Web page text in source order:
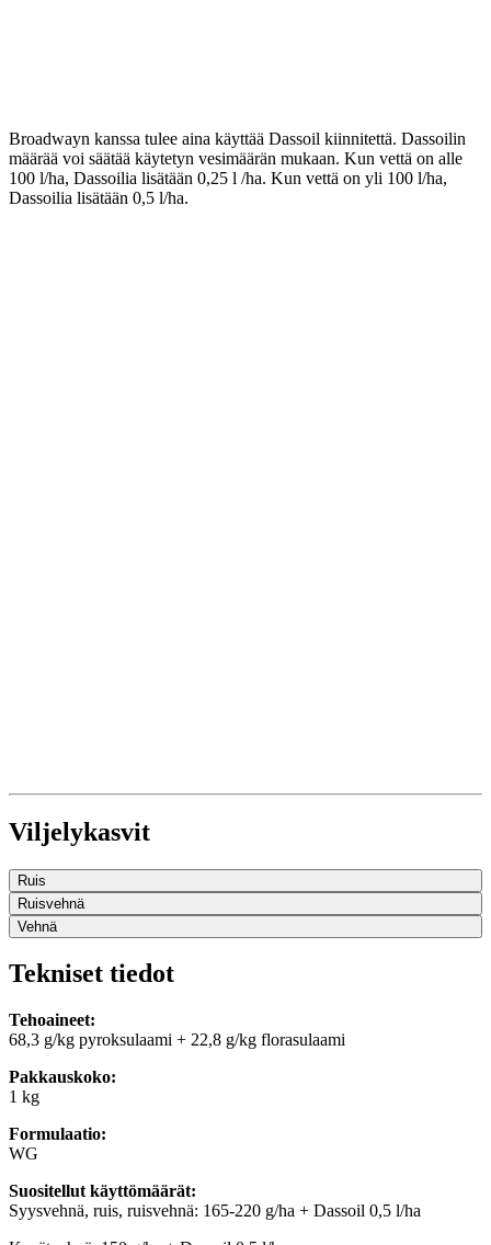
Broadwayn kanssa tulee aina käyttää Dassoil kiinnitettä. Dassoilin
määrää voi säätää käytetyn vesimäärän mukaan. Kun vettä on alle
100 l/ha, Dassoilia lisätään 0,25 l /ha. Kun vettä on yli 100 l/ha,
Dassoilia lisätään 0,5 l/ha.
Viljelykasvit
Ruis
Ruisvehnä
Vehnä
Tekniset tiedot
Tehoaineet:
68,3 g/kg pyroksulaami + 22,8 g/kg florasulaami
Pakkauskoko:
1 kg
Formulaatio:
WG
Suositellut käyttömäärät:
Syysvehnä, ruis, ruisvehnä: 165-220 g/ha + Dassoil 0,5 l/ha